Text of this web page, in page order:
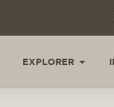
EXPLORER